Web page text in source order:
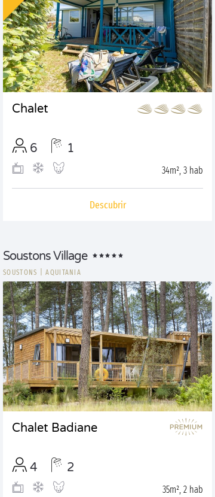
Chalet
6 1
34m², 3 hab
Descubrir
Soustons Village
SOUSTONS |AQUITANIA
Chalet Badiane
4 2
35m², 2 hab